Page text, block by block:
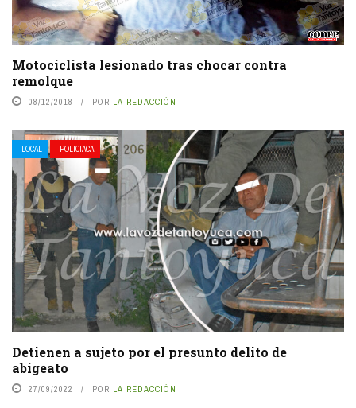
Motociclista lesionado tras chocar contra
remolque
08/12/2018 POR LA REDACCIÓN
LOCAL POLICIACA
Detienen a sujeto por el presunto delito de
abigeato
27/09/2022 POR LA REDACCIÓN